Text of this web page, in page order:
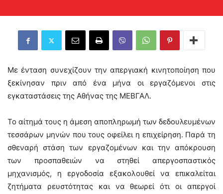
Με ένταση συνεχίζουν την απεργιακή κινητοποίηση που
ξεκίνησαν πριν από ένα μήνα οι εργαζόμενοι στις
εγκαταστάσεις της Αθήνας της ΜΕΒΓΑΛ.
Το αίτημά τους η άμεση αποπληρωμή των δεδουλευμένων
τεσσάρων μηνών που τους οφείλει η επιχείρηση. Παρά τη
σθεναρή στάση των εργαζομένων και την απόκρουση
των προσπαθειών να στηθεί απεργοσπαστικός
μηχανισμός, η εργοδοσία εξακολουθεί να επικαλείται
ζητήματα ρευστότητας και να θεωρεί ότι οι απεργοί